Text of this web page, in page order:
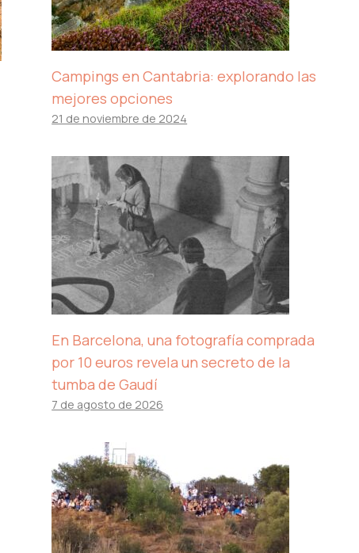
Campings en Cantabria: explorando las
mejores opciones
21 de noviembre de 2024
En Barcelona, ​​una fotografía comprada
por 10 euros revela un secreto de la
tumba de Gaudí
7 de agosto de 2026